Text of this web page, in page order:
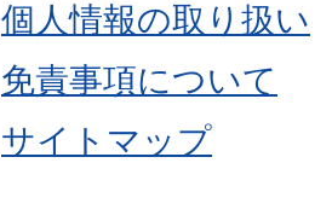
個人情報の取り扱い
免責事項について
サイトマップ